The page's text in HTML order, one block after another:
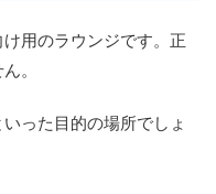
用のラウンジです。正
。
った目的の場所でしょ